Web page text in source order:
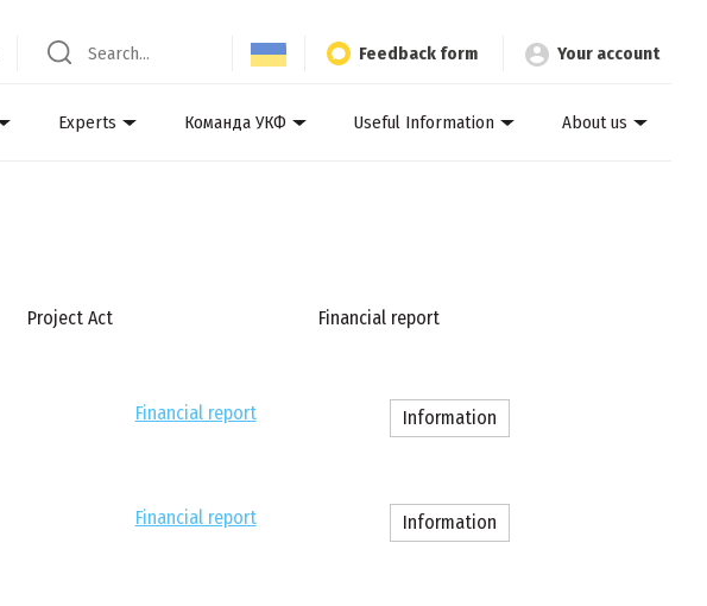
Feedback form Your account
Experts Команда УКФ Useful Information About us
Project Act Financial report
Financial report Information
Financial report Information